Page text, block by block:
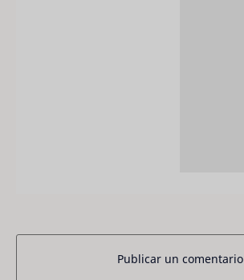
Publicar un comentario